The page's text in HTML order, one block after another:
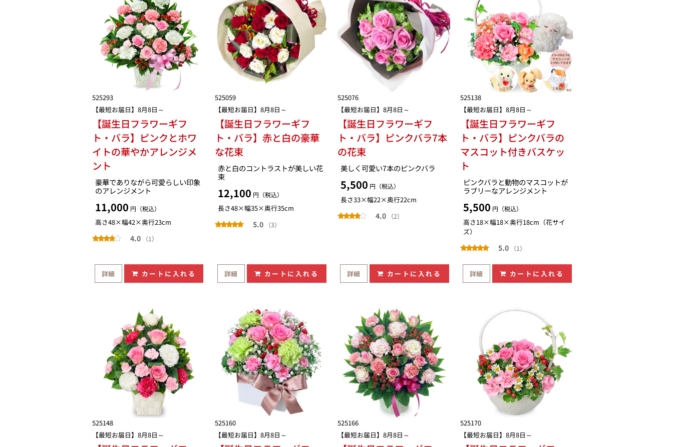
525293
【最短お届日】8月8日～
【誕生日フラワーギフ
ト・バラ】ピンクとホワ
イトの華やかアレンジメ
ント
豪華でありながら可愛らしい印象
のアレンジメント
11,000 円（税込）
高さ48×幅42×奥行23cm
4.0 （1）
詳細 カートに入れる
525059
【最短お届日】8月8日～
【誕生日フラワーギフ
ト・バラ】赤と白の豪華
な花束
赤と白のコントラストが美しい花
束
12,100 円（税込）
長さ48×幅35×奥行35cm
5.0 （3）
詳細 カートに入れる
525076
【最短お届日】8月8日～
【誕生日フラワーギフ
ト・バラ】ピンクバラ7本
の花束
美しく可愛い7本のピンクバラ
5,500 円（税込）
長さ33×幅22×奥行22cm
4.0 （2）
詳細 カートに入れる
525138
【最短お届日】8月8日～
【誕生日フラワーギフ
ト・バラ】ピンクバラの
マスコット付きバスケッ
ト
ピンクバラと動物のマスコットが
ラブリーなアレンジメント
5,500 円（税込）
高さ18×幅18×奥行18cm（花サイ
ズ）
5.0 （1）
詳細 カートに入れる
525148
【最短お届日】8月8日～
525160
【最短お届日】8月8日～
525166
【最短お届日】8月8日～
525170
【最短お届日】8月8日～